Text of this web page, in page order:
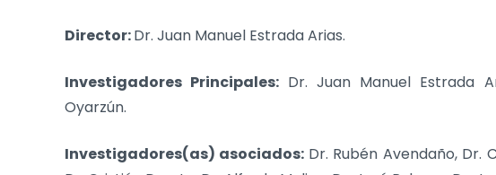
Director:Dr. Juan Manuel Estrada Arias.
Investigadores Principales: Dr. Juan Manuel Estrada
Oyarzún.
Investigadores(as) asociados: Dr. Rubén Avendaño, Dr.